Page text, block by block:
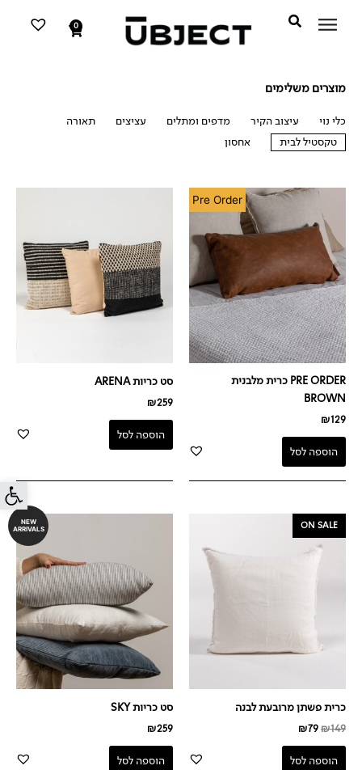
פתח
לתוכן
0
עגלת
קניות
מוצרים משלימים
כלי נוי עיצוב הקיר מדפים ומתלים עציצים
תאורה
טקסטיל לבית
אחסון טקסטיל לבית
Pre Order
PRE ORDER כרית מלבנית
BROWN
₪129
הוספה לסל
סט כריות ARENA
₪259
הוספה לסל
ON SALE
כרית פשתן מרובעת לבנה
₪149
המחיר
המקורי
היה:
₪149.
₪79
הוספה לסל
NEW
ARRIVALS
סט כריות SKY
₪259
הוספה לסל